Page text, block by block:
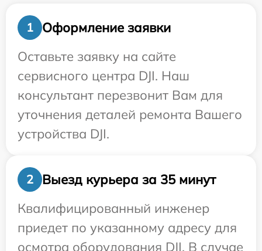
1
Оформление заявки
Оставьте заявку на сайте
сервисного центра DJI. Наш
консультант перезвонит Вам для
уточнения деталей ремонта Вашего
устройства DJI.
2
Выезд курьера за 35 минут
Квалифицированный инженер
приедет по указанному адресу для
осмотра оборудования DJI. В случае